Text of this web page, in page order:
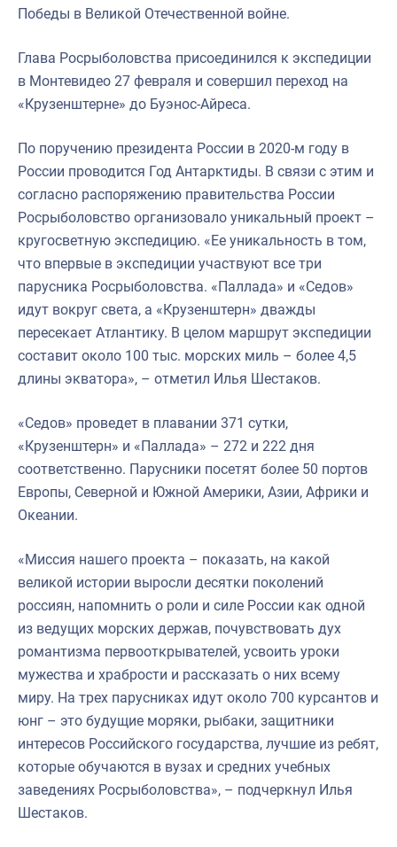
Победы в Великой Отечественной войне.
Глава Росрыболовства присоединился к экспедиции
в Монтевидео 27 февраля и совершил переход на
«Крузенштерне» до Буэнос-Айреса.
По поручению президента России в 2020-м году в
России проводится Год Антарктиды. В связи с этим и
согласно распоряжению правительства России
Росрыболовство организовало уникальный проект –
кругосветную экспедицию. «Ее уникальность в том,
что впервые в экспедиции участвуют все три
парусника Росрыболовства. «Паллада» и «Седов»
идут вокруг света, а «Крузенштерн» дважды
пересекает Атлантику. В целом маршрут экспедиции
составит около 100 тыс. морских миль – более 4,5
длины экватора», – отметил Илья Шестаков.
«Седов» проведет в плавании 371 сутки,
«Крузенштерн» и «Паллада» – 272 и 222 дня
соответственно. Парусники посетят более 50 портов
Европы, Северной и Южной Америки, Азии, Африки и
Океании.
«Миссия нашего проекта – показать, на какой
великой истории выросли десятки поколений
россиян, напомнить о роли и силе России как одной
из ведущих морских держав, почувствовать дух
романтизма первооткрывателей, усвоить уроки
мужества и храбрости и рассказать о них всему
миру. На трех парусниках идут около 700 курсантов и
юнг – это будущие моряки, рыбаки, защитники
интересов Российского государства, лучшие из ребят,
которые обучаются в вузах и средних учебных
заведениях Росрыболовства», – подчеркнул Илья
Шестаков.